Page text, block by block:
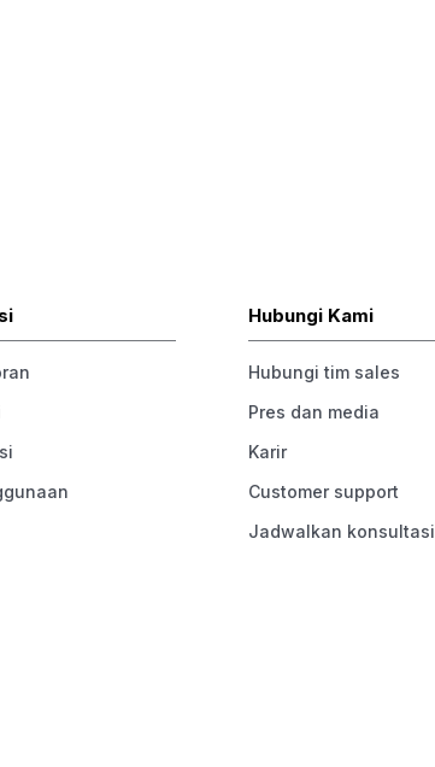
Hubungi Kami
Hubungi tim sales
Pres dan media
Karir
Customer support
Jadwalkan konsultasi